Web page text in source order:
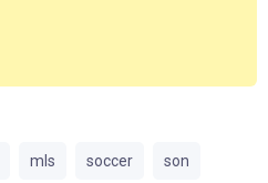
mls soccer son